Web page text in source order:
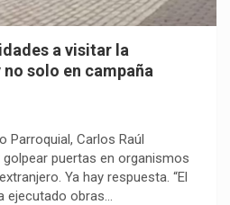
a visitar la
solo en campaña
Parroquial, Carlos Raúl
puertas en organismos
Ya hay respuesta. “El
ejecutado obras…